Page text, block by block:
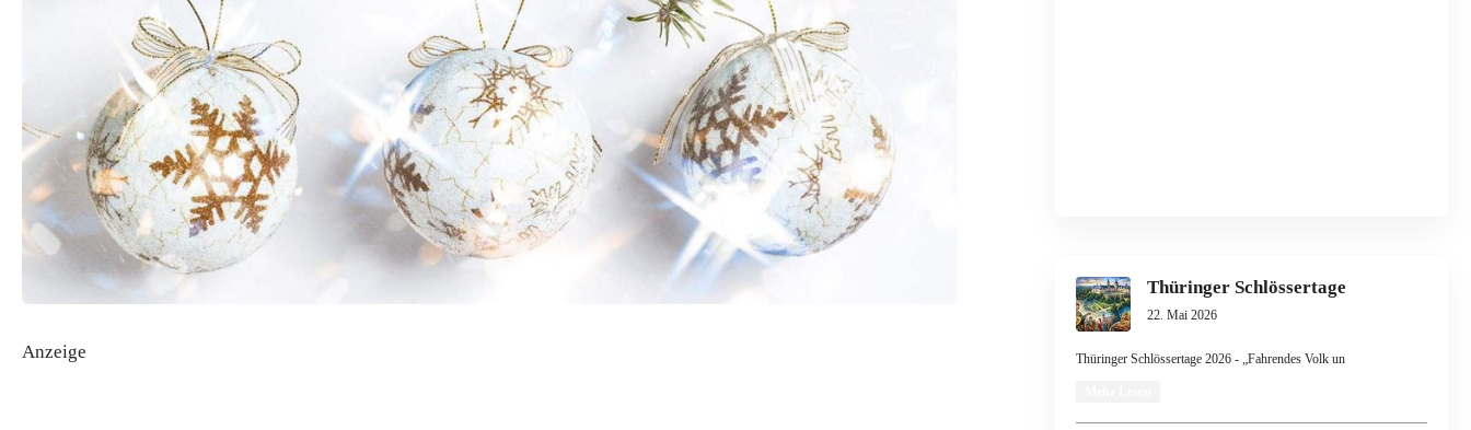
Anzeige
Thüringer Schlössertage
22. Mai 2026
Thüringer Schlössertage 2026 - „Fahrendes Volk un